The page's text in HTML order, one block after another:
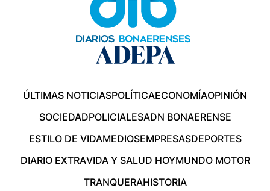
ÚLTIMAS NOTICIASPOLÍTICAECONOMÍAOPINIÓN
SOCIEDADPOLICIALESADN BONAERENSE
ESTILO DE VIDAMEDIOSEMPRESASDEPORTES
DIARIO EXTRAVIDA Y SALUD HOYMUNDO MOTOR
TRANQUERAHISTORIA